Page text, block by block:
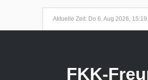
Aktuelle Zeit: Do 6. Aug 2026, 15:19
FKK-